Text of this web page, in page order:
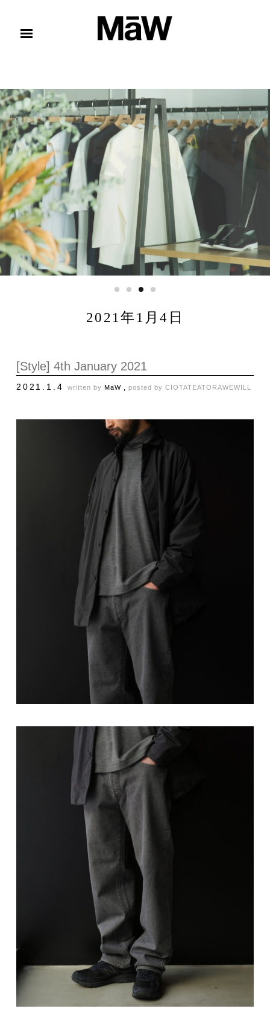
2021年1月4日
[Style] 4th January 2021
2021.1.4written byMaW ,posted byCIOTATEATORAWEWILL